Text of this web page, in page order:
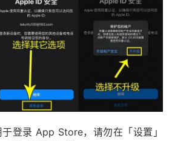
登录 App Store，请勿在「设置」